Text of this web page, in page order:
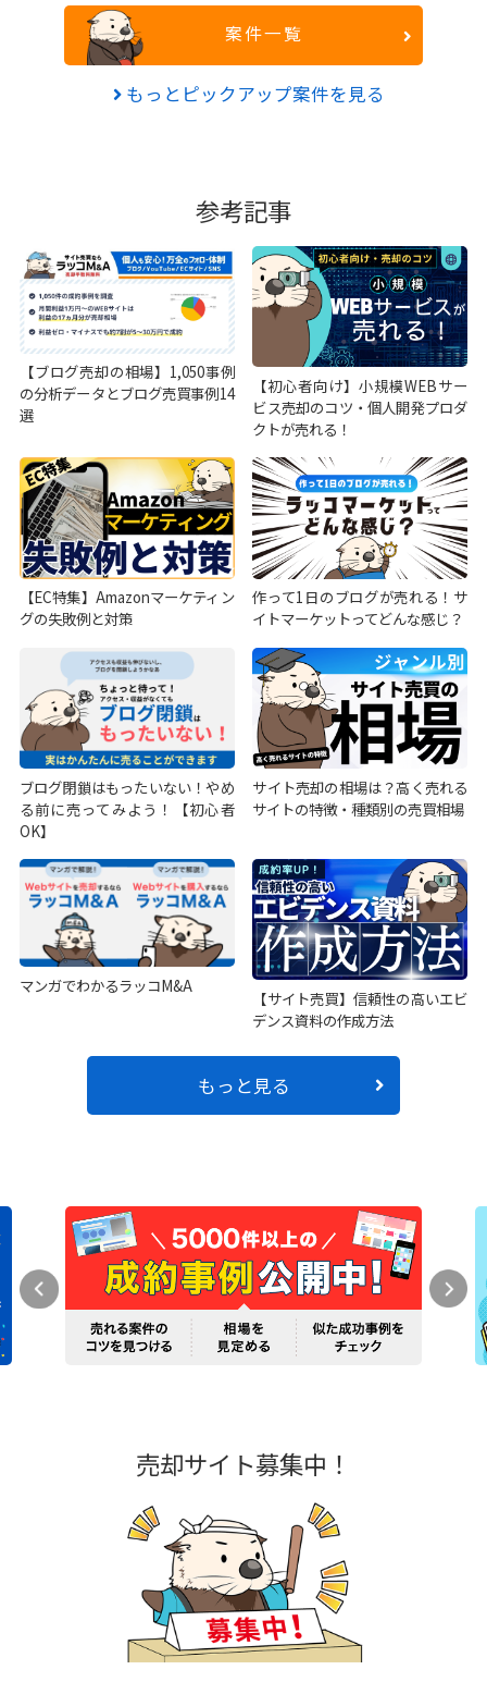
案件一覧
もっとピックアップ案件を見る
参考記事
【ブログ売却の相場】1,050事例
の分析データとブログ売買事例14
選
【初心者向け】小規模WEBサー
ビス売却のコツ・個人開発プロダ
クトが売れる！
【EC特集】Amazonマーケティン
グの失敗例と対策
作って1日のブログが売れる！サ
イトマーケットってどんな感じ？
ブログ閉鎖はもったいない！やめ
る前に売ってみよう！【初心者
OK】
サイト売却の相場は？高く売れる
サイトの特徴・種類別の売買相場
マンガでわかるラッコM&A
【サイト売買】信頼性の高いエビ
デンス資料の作成方法
もっと見る
売却サイト募集中！